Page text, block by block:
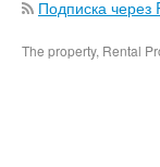
Подписка
The property, Rental